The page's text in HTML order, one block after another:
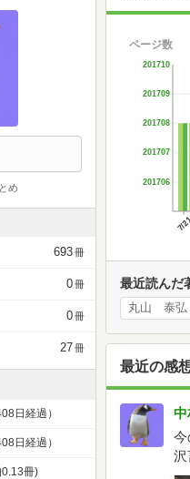
7/
201706
201707
201708
201709
201710
ページ数
最近読んだ
丸山 泰弘
最近の感
中
沢
め
693冊
0冊
0冊
27冊
日経過）
日経過）
冊)